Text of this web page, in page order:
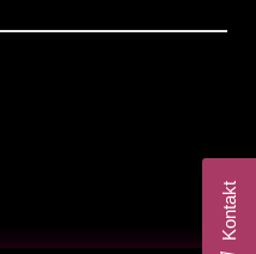
Kontakt